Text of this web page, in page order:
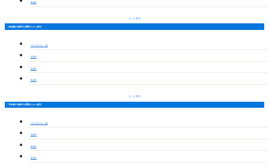
3LDK
もっと見る
赤池駅の物件を間取りから探す
ワンルーム・1K
1LDK
2LDK
3LDK
もっと見る
平針駅の物件を間取りから探す
ワンルーム・1K
1LDK
2LDK
3LDK